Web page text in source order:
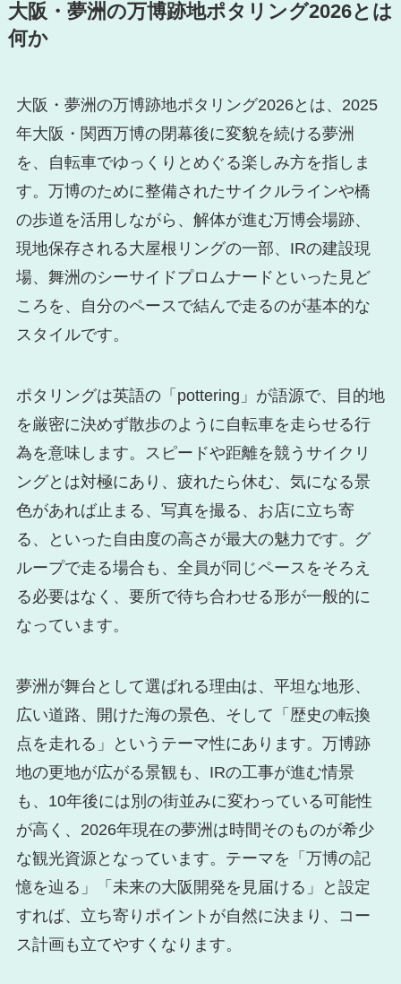
大阪・夢洲の万博跡地ポタリング2026とは
何か
大阪・夢洲の万博跡地ポタリング2026とは、2025
年大阪・関西万博の閉幕後に変貌を続ける夢洲
を、自転車でゆっくりとめぐる楽しみ方を指しま
す。万博のために整備されたサイクルラインや橋
の歩道を活用しながら、解体が進む万博会場跡、
現地保存される大屋根リングの一部、IRの建設現
場、舞洲のシーサイドプロムナードといった見ど
ころを、自分のペースで結んで走るのが基本的な
スタイルです。
ポタリングは英語の「pottering」が語源で、目的地
を厳密に決めず散歩のように自転車を走らせる行
為を意味します。スピードや距離を競うサイクリ
ングとは対極にあり、疲れたら休む、気になる景
色があれば止まる、写真を撮る、お店に立ち寄
る、といった自由度の高さが最大の魅力です。グ
ループで走る場合も、全員が同じペースをそろえ
る必要はなく、要所で待ち合わせる形が一般的に
なっています。
夢洲が舞台として選ばれる理由は、平坦な地形、
広い道路、開けた海の景色、そして「歴史の転換
点を走れる」というテーマ性にあります。万博跡
地の更地が広がる景観も、IRの工事が進む情景
も、10年後には別の街並みに変わっている可能性
が高く、2026年現在の夢洲は時間そのものが希少
な観光資源となっています。テーマを「万博の記
憶を辿る」「未来の大阪開発を見届ける」と設定
すれば、立ち寄りポイントが自然に決まり、コー
ス計画も立てやすくなります。